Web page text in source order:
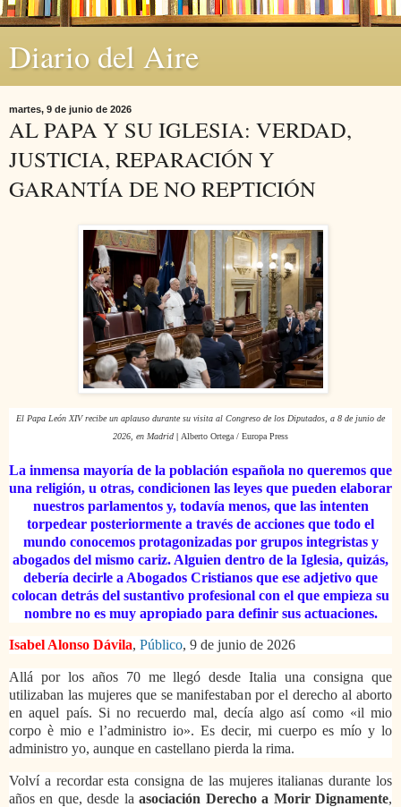
Diario del Aire
martes, 9 de junio de 2026
AL PAPA Y SU IGLESIA: VERDAD,
JUSTICIA, REPARACIÓN Y
GARANTÍA DE NO REPTICIÓN
El Papa León XIV recibe un aplauso durante su visita al Congreso de los Diputados, a 8 de junio de
2026, en Madrid | Alberto Ortega / Europa Press
La inmensa mayoría de la población española no queremos que
una religión, u otras, condicionen las leyes que pueden elaborar
nuestros parlamentos y, todavía menos, que las intenten
torpedear posteriormente a través de acciones que todo el
mundo conocemos protagonizadas por grupos integristas y
abogados del mismo cariz. Alguien dentro de la Iglesia, quizás,
debería decirle a Abogados Cristianos que ese adjetivo que
colocan detrás del sustantivo profesional con el que empieza su
nombre no es muy apropiado para definir sus actuaciones.
Isabel Alonso Dávila, Público, 9 de junio de 2026
Allá por los años 70 me llegó desde Italia una consigna que
utilizaban las mujeres que se manifestaban por el derecho al aborto
en aquel país. Si no recuerdo mal, decía algo así como «il mio
corpo è mio e l’administro io». Es decir, mi cuerpo es mío y lo
administro yo, aunque en castellano pierda la rima.
Volví a recordar esta consigna de las mujeres italianas durante los
años en que, desde laasociación Derecho a Morir Dignamente,